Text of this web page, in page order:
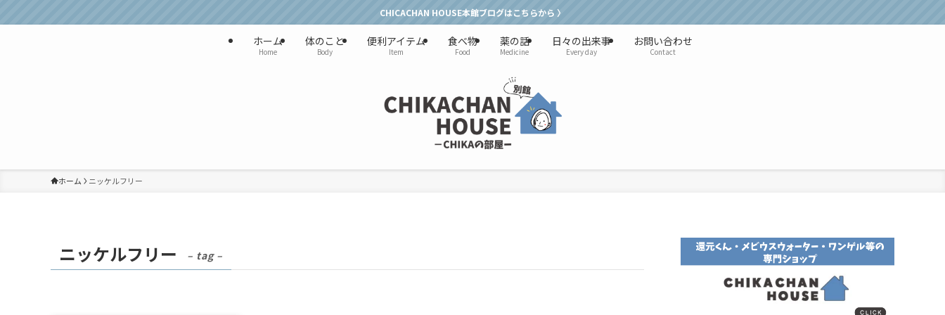
CHICACHAN HOUSE本館ブログはこちらから 〉
ホーム
Home
体のこと
Body
便利アイテム
Item
食べ物
Food
薬の話
Medicine
日々の出来事
Every day
お問い合わせ
Contact
ホーム ニッケルフリー
ニッケルフリー – tag –